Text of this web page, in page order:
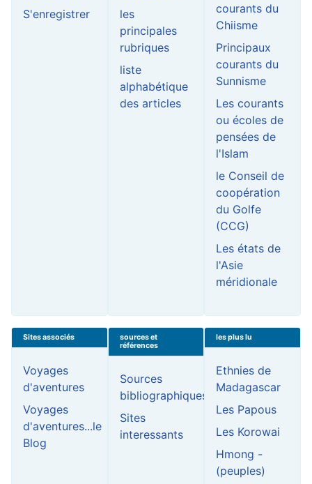
S'enregistrer
les
principales
rubriques
liste
alphabétique
des articles
courants du
Chiisme
Principaux
courants du
Sunnisme
Les courants
ou écoles de
pensées de
l'Islam
le Conseil de
coopération
du Golfe
(CCG)
Les états de
l'Asie
méridionale
Sites associés
Voyages
d'aventures
Voyages
d'aventures...le
Blog
sources et
références
Sources
bibliographiques
Sites
interessants
les plus lu
Ethnies de
Madagascar
Les Papous
Les Korowai
Hmong -
(peuples)